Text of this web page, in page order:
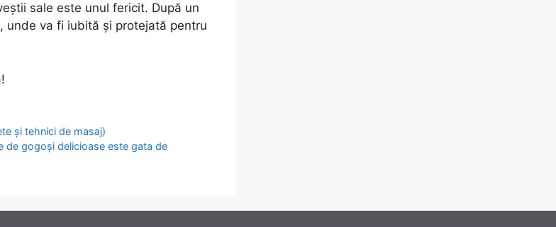
sale este unul fericit. După un
unde va fi iubită și protejată pentru
și tehnici de masaj)
de gogoși delicioase este gata de